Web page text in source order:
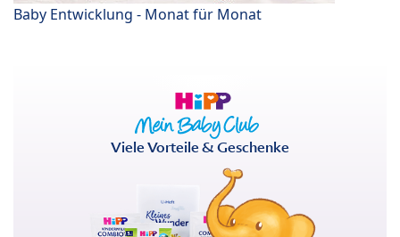
Baby Entwicklung - Monat für Monat
Viele Vorteile & Geschenke